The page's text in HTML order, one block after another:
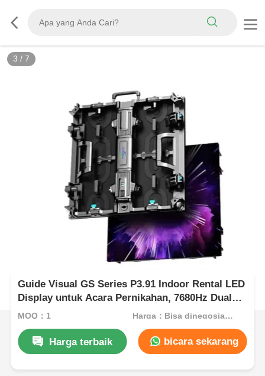
3 / 7
Guide Visual GS Series P3.91 Indoor Rental LED
Display untuk Acara Pernikahan, 7680Hz Dual
Backup CE
MOQ：1 Harga：Bisa dinegosiasikan
Harga terbaik bicara sekarang